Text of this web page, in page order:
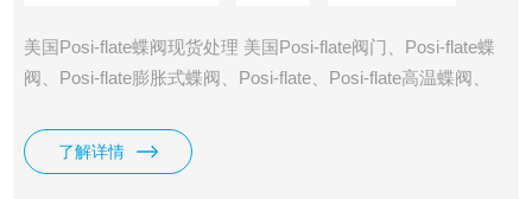
美国Posi-flate蝶阀现货处理 美国Posi-flate阀门、Posi-flate蝶
阀、Posi-flate膨胀式蝶阀、Posi-flate、Posi-flate高温蝶阀、
*预*要*预*要*预先进要先进行器
了解详情